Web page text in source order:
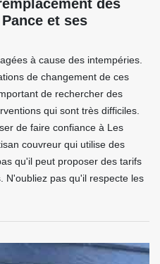
des
et ses
à cause des intempéries.
de changement de ces
de rechercher des
qui sont très difficiles.
de faire confiance à Les
couvreur qui utilise des
qu'il peut proposer des tarifs
N'oubliez pas qu'il respecte les